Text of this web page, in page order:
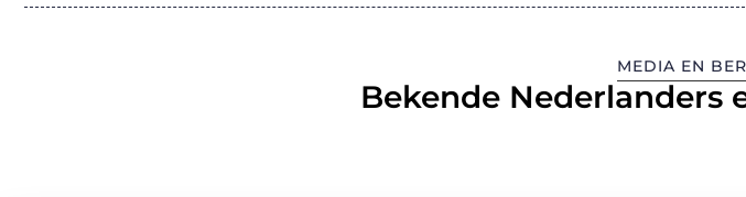
MEDIA EN
Bekende Nederlanders